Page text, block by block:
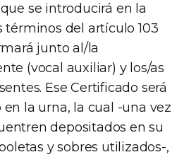
se introducirá en la
términos del artículo 103
junto al/la
(vocal auxiliar) y los/as
Ese Certificado será
la urna, la cual -una vez
depositados en su
y sobres utilizados-,